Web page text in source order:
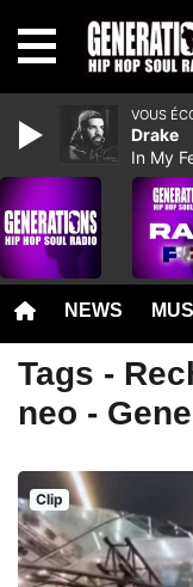
NEWS
Tags -
neo -
Clip
VOUS
Drake
In My